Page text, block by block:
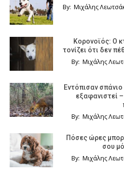
By: Μιχάλης
Κορονοϊός: Ο
τονίζει ότι δεν
By: Μιχάλης
Εντόπισαν
εξαφανιστεί
By: Μιχάλης
Πόσες ώρες
σου
By: Μιχάλης